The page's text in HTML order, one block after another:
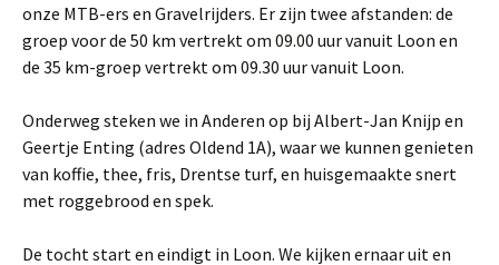
onze MTB-ers en Gravelrijders. Er zijn twee afstanden: de
groep voor de 50 km vertrekt om 09.00 uur vanuit Loon en
de 35 km-groep vertrekt om 09.30 uur vanuit Loon.
Onderweg steken we in Anderen op bij Albert-Jan Knijp en
Geertje Enting (adres Oldend 1A), waar we kunnen genieten
van koffie, thee, fris, Drentse turf, en huisgemaakte snert
met roggebrood en spek.
De tocht start en eindigt in Loon. We kijken ernaar uit en